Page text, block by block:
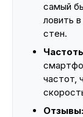
самый
ловить
стен.
частот,
Отзывы: